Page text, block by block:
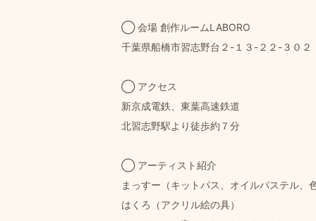
◯ 会場 創作ルームLABORO
千葉県船橋市習志野台２-１３-２２-３０２
◯ アクセス
新京成電鉄、東葉高速鉄道
北習志野駅より徒歩約７分
◯ アーティスト紹介
まっすー（キットパス、オイルパステル、
はくろ（アクリル絵の具）